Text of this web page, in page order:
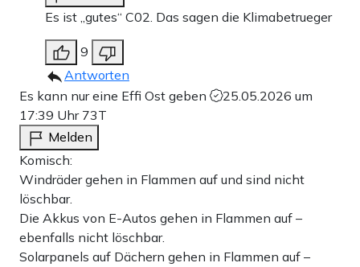
Es ist „gutes“ C02. Das sagen die Klimabetrueger
9
Antworten
Es kann nur eine Effi Ost geben
25.05.2026 um
17:39 Uhr 73T
Melden
Komisch:
Windräder gehen in Flammen auf und sind nicht
löschbar.
Die Akkus von E-Autos gehen in Flammen auf –
ebenfalls nicht löschbar.
Solarpanels auf Dächern gehen in Flammen auf –